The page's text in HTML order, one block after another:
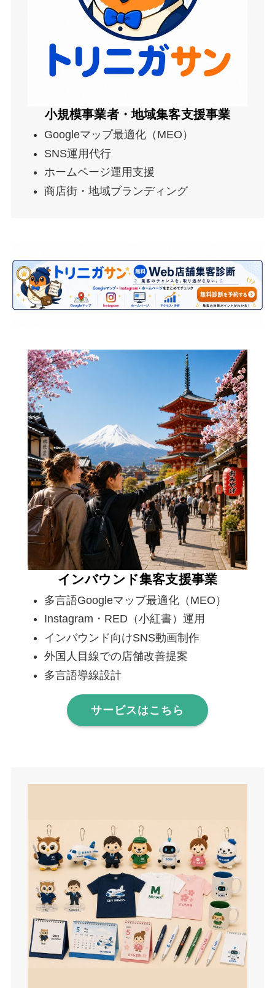
小規模事業者・地域集客支援事業
Googleマップ最適化（MEO）
SNS運用代行
ホームページ運用支援
商店街・地域ブランディング
インバウンド集客支援事業
多言語Googleマップ最適化（MEO）
Instagram・RED（小紅書）運用
インバウンド向けSNS動画制作
外国人目線での店舗改善提案
多言語導線設計
サービスはこちら